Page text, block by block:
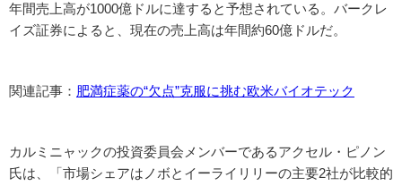
年間売上高が1000億ドルに達すると予想されている。バークレ
イズ証券によると、現在の売上高は年間約60億ドルだ。
関連記事： 肥満症薬の“欠点”克服に挑む欧米バイオテック
カルミニャックの投資委員会メンバーであるアクセル・ピノン
氏は、「市場シェアはノボとイーライリリーの主要2社が比較的